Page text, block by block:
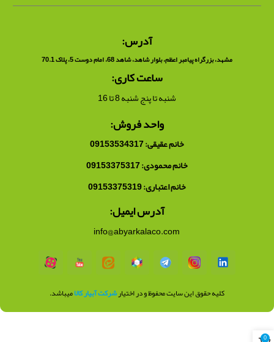
آدرس:
مشهد، بزرگراه پیامبر اعظم، بلوار شاهد، شاهد 68، امام دوست 5، پلاک 70.1
ساعت کاری:
شنبه تا پنج شنبه 8 تا 16
واحد فروش:
خانم عقیقی: 09153534317
خانم محمودی: 09153375317
خانم اعتباری: 09153375319
آدرس ایمیل:
info@abyarkalaco.com
کلیه حقوق این سایت محفوظ و در اختیارشرکت آبیار کالامیباشد.
0